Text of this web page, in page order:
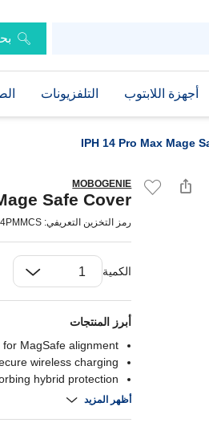
أجهزة اللابتوب التلفزيونات
IPH 14 Pro Max Mage
MOBOGENIE
Safe Cover
رمز التخزين التعريفي: MXIP14PMMCS
الكمية
أبرز المنتجات
MagSafe alignment
wireless charging
hybrid protection
non-slip profile.
أظهر المزيد